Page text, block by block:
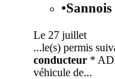
•Sannois
Le 27 juillet
...le(s) permis
conducteur *
véhicule de...